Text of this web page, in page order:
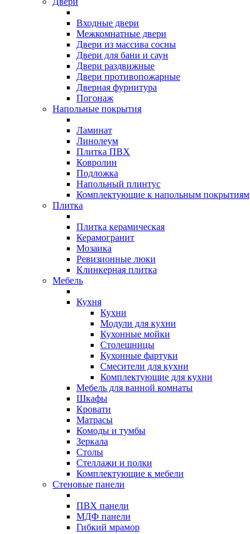
Входные двери
Межкомнатные двери
Двери из массива сосны
Двери для бани и саун
Двери раздвижные
Двери противопожарные
Дверная фурнитура
Погонаж
Напольные покрытия
Ламинат
Линолеум
Плитка ПВХ
Ковролин
Подложка
Напольный плинтус
Комплектующие к напольным покрытиям
Плитка
Плитка керамическая
Керамогранит
Мозаика
Ревизионные люки
Клинкерная плитка
Мебель
Кухня
Кухни
Модули для кухни
Кухонные мойки
Столешницы
Кухонные фартуки
Смесители для кухни
Комплектующие для кухни
Мебель для ванной комнаты
Шкафы
Кровати
Матрасы
Комоды и тумбы
Зеркала
Столы
Стеллажи и полки
Комплектующие к мебели
Стеновые панели
ПВХ панели
МДФ панели
Гибкий мрамор